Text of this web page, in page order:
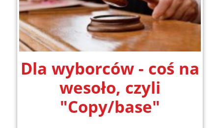
Dla wyborców - coś na
wesoło, czyli
"Copy/base"